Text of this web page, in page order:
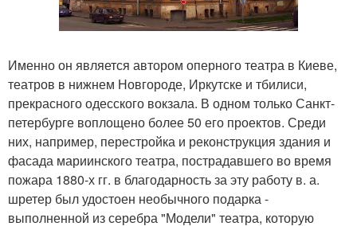
Именно он является автором оперного театра в Киеве,
театров в нижнем Новгороде, Иркутске и тбилиси,
прекрасного одесского вокзала. В одном только Санкт-
петербурге воплощено более 50 его проектов. Среди
них, например, перестройка и реконструкция здания и
фасада мариинского театра, пострадавшего во время
пожара 1880-х гг. в благодарность за эту работу в. а.
шретер был удостоен необычного подарка -
выполненной из серебра "Модели" театра, которую